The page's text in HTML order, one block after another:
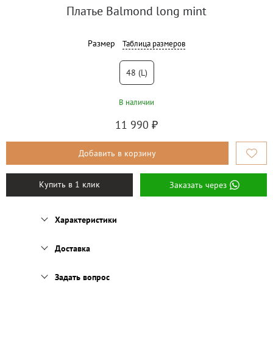
Платье Balmond long mint
Размер Таблица размеров
48 (l)
В наличии
11 990 ₽
Добавить в корзину
Купить в 1 клик Заказать через
Характеристики
Доставка
Задать вопрос